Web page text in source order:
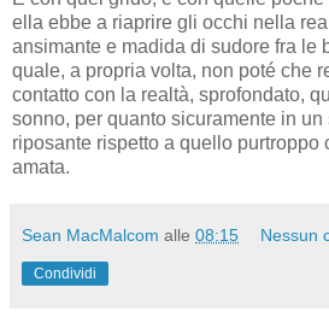
ella ebbe a riaprire gli occhi nella
ansimante e madida di sudore fra le
quale, a propria volta, non poté che
contatto con la realtà, sprofondato,
sonno, per quanto sicuramente in
riposante rispetto a quello purtroppo
amata.
Sean MacMalcom alle 08:15 Nessun
Condividi